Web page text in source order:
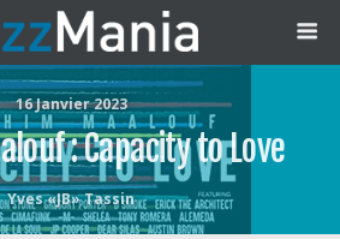
16 Janvier 2023
: Capacity to Love
Yves «JB» Tassin